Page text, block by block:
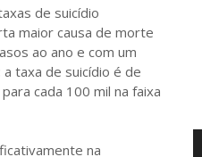
de suicídio
maior causa de morte
ao ano e com um
taxa de suicídio é de
cada 100 mil na faixa
na